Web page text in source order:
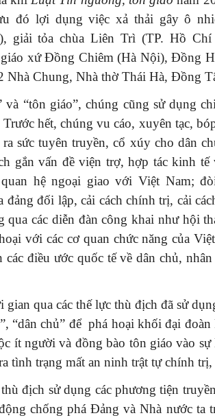
đó lợi dụng việc xả thải gây ô
giải tỏa chùa Liên Trì (TP. Hồ
xứ Đồng Chiêm (Hà Nội), Đồng
Nhà Chung, Nhà thờ Thái Hà, Đồng
“tôn giáo”, chúng cũng sử dụng
Trước hết, chúng vu cáo, xuyên tạc,
sức tuyên truyền, cổ xúy cho dân
gắn vấn đề viện trợ, hợp tác kinh tế
hệ ngoại giao với Việt Nam;
đối lập, cải cách chính trị, cải
qua các diễn đàn công khai như hội
với các cơ quan chức năng của
điều ước quốc tế về dân chủ,
qua các thế lực thù địch đã sử
“dân chủ” để phá hoại khối đại
ít người và đồng bào tôn giáo vào
tình trạng mất an ninh trật tự chính
địch sử dụng các phương tiện
chống phá Đảng và Nhà nước ta
mắt ba cuốn sách ảnh chào
Đại hội XIV của Đảng
2026